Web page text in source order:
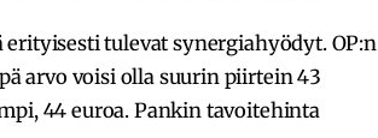
tulevat synergiahyödyt. OP:n
arvo voisi olla suurin piirtein 43
44 euroa. Pankin tavoitehinta